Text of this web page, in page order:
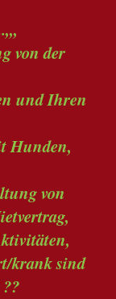
von der
und Ihren
Hunden,
von
krank sind